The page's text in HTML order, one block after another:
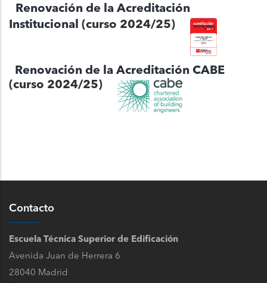
Renovación de la Acreditación
Institucional (curso 2024/25)
Renovación de la Acreditación CABE
(curso 2024/25)
Contacto
Escuela Técnica Superior de Edificación
Avenida Juan de Herrera 6
28040 Madrid